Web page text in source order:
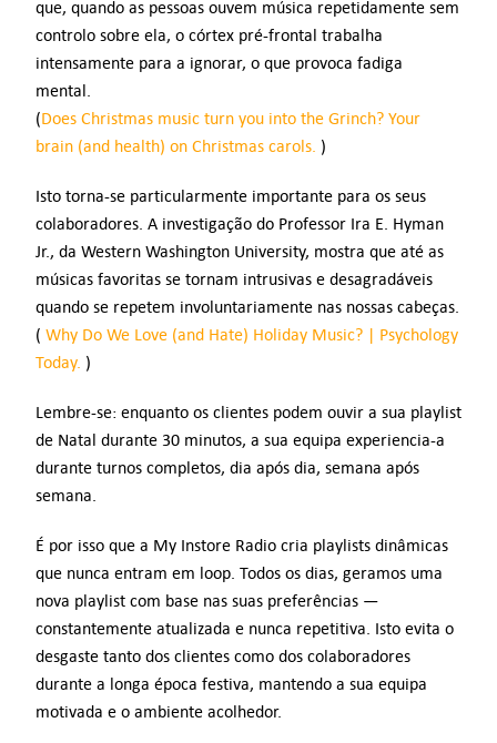
que, quando as pessoas ouvem música repetidamente sem
controlo sobre ela, o córtex pré-frontal trabalha
intensamente para a ignorar, o que provoca fadiga
mental.
(Does Christmas music turn you into the Grinch? Your
brain (and health) on Christmas carols. )
Isto torna-se particularmente importante para os seus
colaboradores. A investigação do Professor Ira E. Hyman
Jr., da Western Washington University, mostra que até as
músicas favoritas se tornam intrusivas e desagradáveis
quando se repetem involuntariamente nas nossas cabeças.
( Why Do We Love (and Hate) Holiday Music? | Psychology
Today. )
Lembre-se: enquanto os clientes podem ouvir a sua playlist
de Natal durante 30 minutos, a sua equipa experiencia-a
durante turnos completos, dia após dia, semana após
semana.
É por isso que a My Instore Radio cria playlists dinâmicas
que nunca entram em loop. Todos os dias, geramos uma
nova playlist com base nas suas preferências —
constantemente atualizada e nunca repetitiva. Isto evita o
desgaste tanto dos clientes como dos colaboradores
durante a longa época festiva, mantendo a sua equipa
motivada e o ambiente acolhedor.